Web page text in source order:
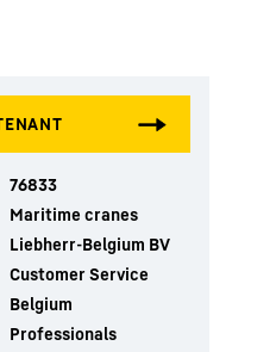
76833
Maritime cranes
Liebherr-Belgium BV
Customer Service
Belgium
Professionals